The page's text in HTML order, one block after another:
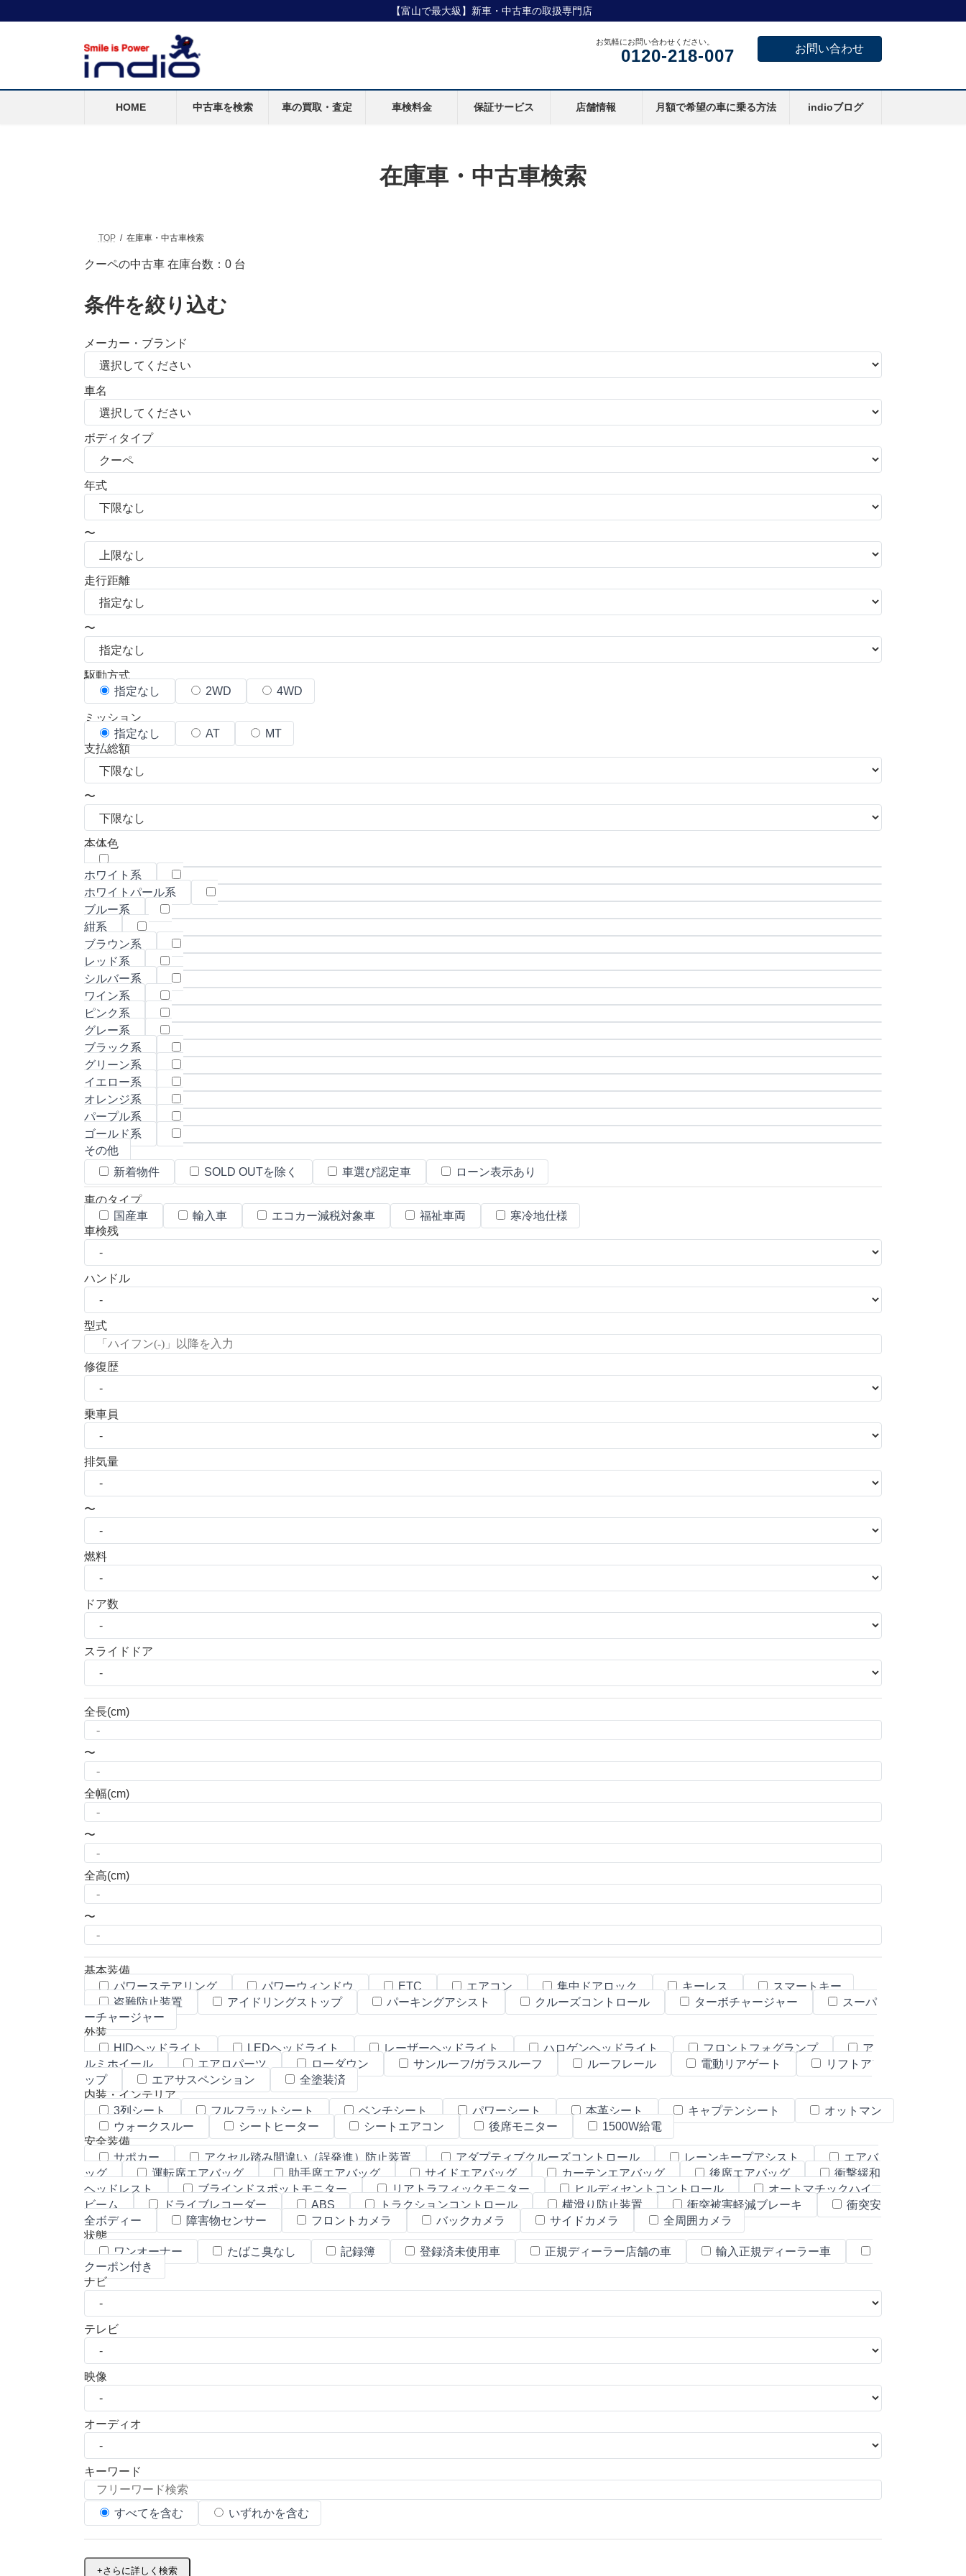
【富山で最大級】新車・中古車の取扱専門店
お気軽にお問い合わせください。
0120-218-007 お問い合わせ
HOME 中古車を検索 車の買取・査定 車検料金 保証サービス 店舗情報 月額で希望の車に乗る方法 indioブログ
在庫車・中古車検索
TOP 在庫車・中古車検索
クーペの中古車 在庫台数： 0 台
条件を絞り込む
メーカー・ブランド
車名
ボディタイプ
年式
〜
走行距離
〜
駆動方式
指定なし
2WD 4WD
ミッション
指定なし
AT
MT
支払総額
〜
本体色
ホワイト系
ホワイトパール系
ブルー系
紺系
ブラウン系
レッド系
シルバー系
ワイン系
ピンク系
グレー系
ブラック系
グリーン系
イエロー系
オレンジ系
パープル系
ゴールド系
その他
新着物件
SOLD OUTを除く 車選び認定車 ローン表示あり
車のタイプ
国産車
輸入車 エコカー減税対象車 福祉車両
寒冷地仕様
車検残
ハンドル
型式
修復歴
乗車員
排気量
〜
燃料
ドア数
スライドドア
全長(cm)
〜
全幅(cm)
〜
全高(cm)
〜
基本装備
パワーステアリング
パワーウィンドウ ETC エアコン 集中ドアロック キーレス
スマートキー
盗難防止装置
アイドリングストップ パーキングアシスト クルーズコントロール ターボチャージャー
スーパ
ーチャージャー
外装
HIDヘッドライト
LEDヘッドライト レーザーヘッドライト ハロゲンヘッドライト フロントフォグランプ
ア
ルミホイール
エアロパーツ ローダウン サンルーフ/ガラスルーフ ルーフレール 電動リアゲート
リフトア
ップ
エアサスペンション
全塗装済
内装・インテリア
3列シート
フルフラットシート ベンチシート パワーシート 本革シート キャプテンシート
オットマン
ウォークスルー
シートヒーター シートエアコン 後席モニター
1500W給電
安全装備
サポカー
アクセル踏み間違い（誤発進）防止装置 アダプティブクルーズコントロール レーンキープアシスト
エアバ
ッグ
運転席エアバッグ 助手席エアバッグ サイドエアバッグ カーテンエアバッグ 後席エアバッグ
衝撃緩和
ヘッドレスト
ブラインドスポットモニター リアトラフィックモニター ヒルディセントコントロール
オートマチックハイ
ビーム
ドライブレコーダー ABS トラクションコントロール 横滑り防止装置 衝突被害軽減ブレーキ
衝突安
全ボディー
障害物センサー フロントカメラ バックカメラ サイドカメラ
全周囲カメラ
状態
ワンオーナー
たばこ臭なし 記録簿 登録済未使用車 正規ディーラー店舗の車
輸入正規ディーラー車
クーポン付き
ナビ
テレビ
映像
オーディオ
キーワード
すべてを含む いずれかを含む
+さらに詳しく検索